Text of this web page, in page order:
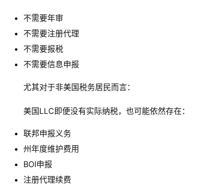
不需要年审
不需要注册代理
不需要报税
不需要信息申报
尤其对于非美国税务居民而言：
美国LLC即便没有实际纳税，也可能依然存在：
联邦申报义务
州年度维护费用
BOI申报
注册代理续费